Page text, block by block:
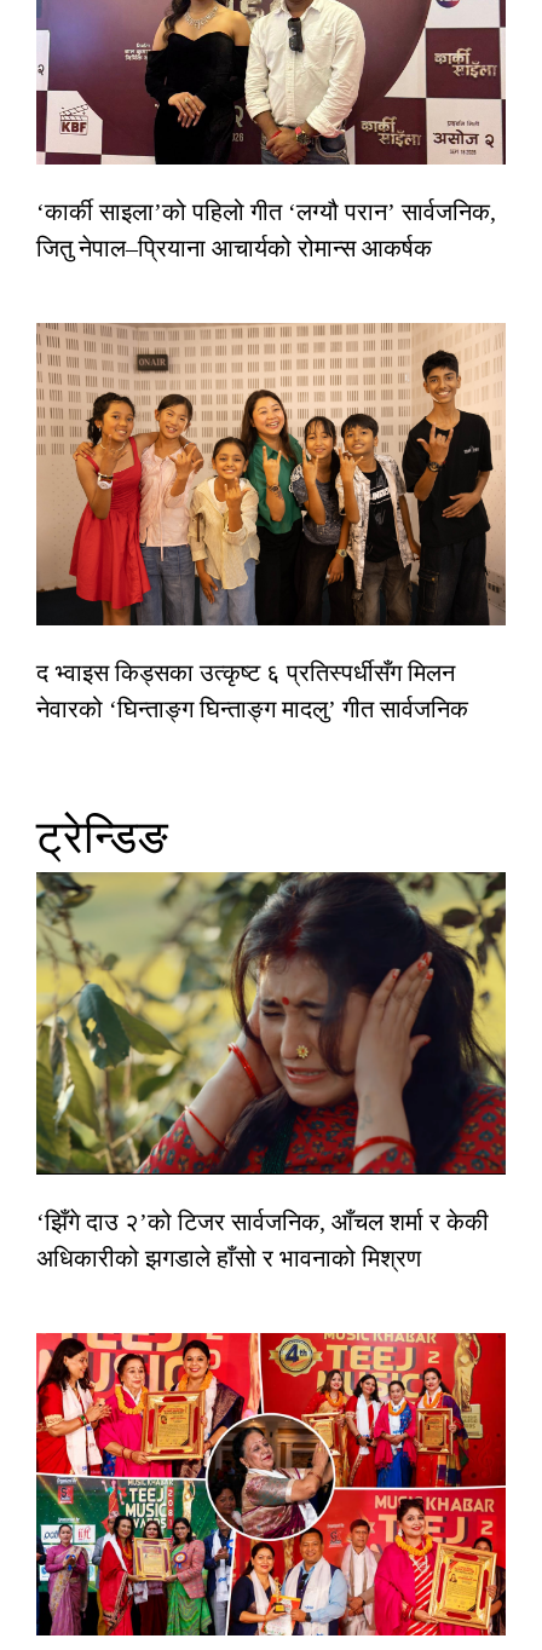
‘कार्की साइला’को पहिलो गीत ‘लग्यौ परान’ सार्वजनिक,
जितु नेपाल–प्रियाना आचार्यको रोमान्स आकर्षक
द भ्वाइस किड्सका उत्कृष्ट ६ प्रतिस्पर्धीसँग मिलन
नेवारको ‘घिन्ताङ्ग घिन्ताङ्ग मादलु’ गीत सार्वजनिक
ट्रेन्डिङ
‘झिँगे दाउ २’को टिजर सार्वजनिक, आँचल शर्मा र केकी
अधिकारीको झगडाले हाँसो र भावनाको मिश्रण